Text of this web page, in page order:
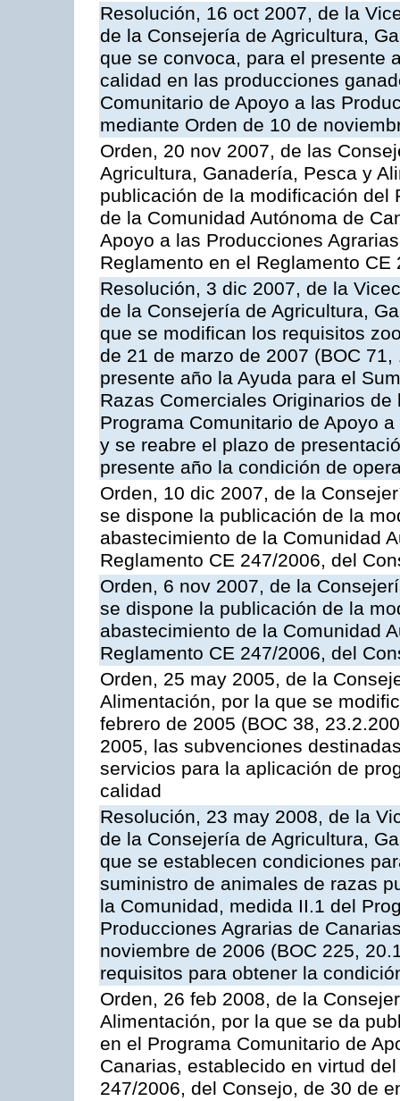
Resolución, 16 oct 2007, de la
de la Consejería de Agricultura,
que se convoca, para el presente
calidad en las producciones
Comunitario de Apoyo a las
mediante Orden de 10 de
Orden, 20 nov 2007, de las
Agricultura, Ganadería, Pesca y
publicación de la modificación del
de la Comunidad Autónoma de
Apoyo a las Producciones
Reglamento en el Reglamento
Resolución, 3 dic 2007, de la
de la Consejería de Agricultura,
que se modifican los requisitos
de 21 de marzo de 2007 (BOC
presente año la Ayuda para el
Razas Comerciales Originarios
Programa Comunitario de Apoyo
y se reabre el plazo de
presente año la condición de
Orden, 10 dic 2007, de la
se dispone la publicación de la
abastecimiento de la Comunidad
Reglamento CE 247/2006, del
Orden, 6 nov 2007, de la
se dispone la publicación de la
abastecimiento de la Comunidad
Reglamento CE 247/2006, del
Orden, 25 may 2005, de la
Alimentación, por la que se
febrero de 2005 (BOC 38,
2005, las subvenciones
servicios para la aplicación de
calidad
Resolución, 23 may 2008, de la
de la Consejería de Agricultura,
que se establecen condiciones
suministro de animales de razas
la Comunidad, medida II.1 del
Producciones Agrarias de
noviembre de 2006 (BOC 225,
requisitos para obtener la
Orden, 26 feb 2008, de la
Alimentación, por la que se da
en el Programa Comunitario de
Canarias, establecido en virtud
247/2006, del Consejo, de 30 de